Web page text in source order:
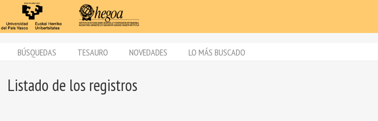
BÚSQUEDAS TESAURO NOVEDADES LO MÁS BUSCADO
Listado de los registros